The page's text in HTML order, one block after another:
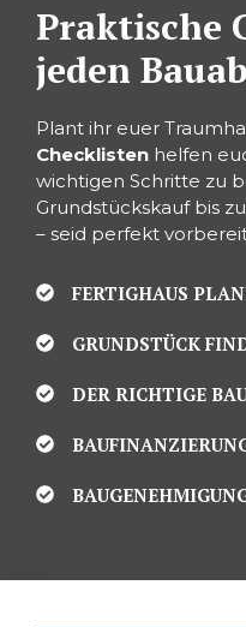
Praktische
jeden
Plant ihr euer
Checklisten helfen
wichtigen Schritte zu
Grundstückskauf bis
– seid perfekt
FERTIGHAUS
GRUNDSTÜCK
DER RICHTIGE